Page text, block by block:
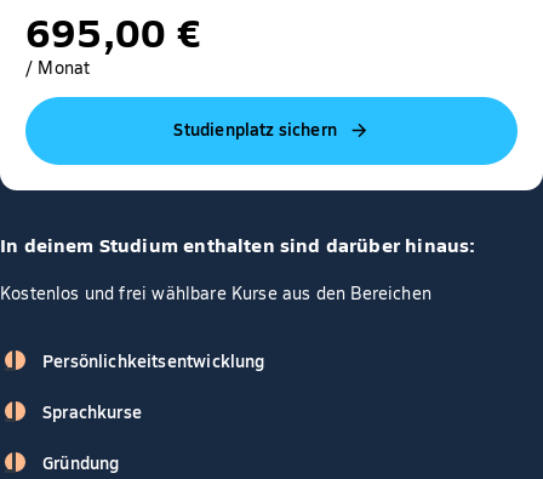
695,00 €
/ Monat
Studienplatz sichern
In deinem Studium enthalten sind darüber hinaus:
Kostenlos und frei wählbare Kurse aus den Bereichen
Persönlichkeitsentwicklung
Sprachkurse
Gründung